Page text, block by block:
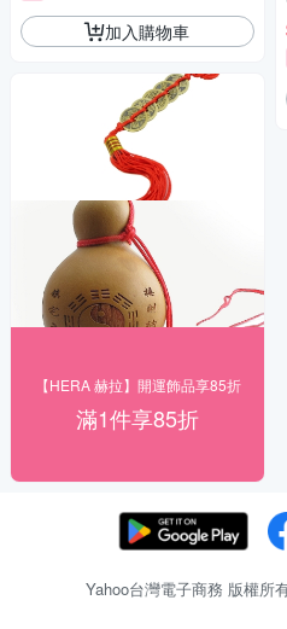
加入購物車
【HERA 赫拉】開運飾品享85折
滿1件享85折
Yahoo台灣電子商務 版權所